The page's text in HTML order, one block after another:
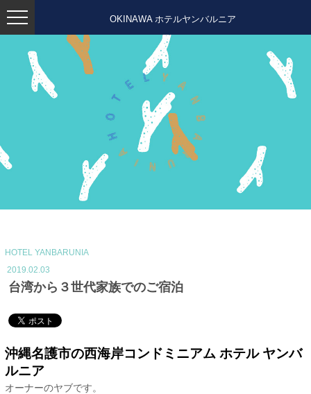
OKINAWA ホテルヤンバルニア
HOTEL YANBARUNIA
2019.02.03
台湾から３世代家族でのご宿泊
沖縄名護市の西海岸コンドミニアム ホテル ヤンバ
ルニア
オーナーのヤブです。